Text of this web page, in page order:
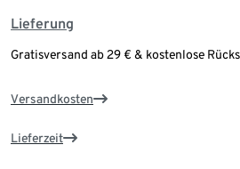
Lieferung
Gratisversand ab 29 € & kostenlose
Versandkosten
Lieferzeit